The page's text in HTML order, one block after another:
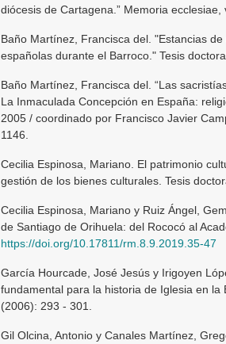
diócesis de Cartagena.” Memoria ecclesiae,
Baño Martínez, Francisca del. "Estancias
españolas durante el Barroco." Tesis
Baño Martínez, Francisca del. “Las
La Inmaculada Concepción en España:
2005 / coordinado por Francisco Javier
1146.
Cecilia Espinosa, Mariano. El patrimonio
gestión de los bienes culturales. Tesis
Cecilia Espinosa, Mariano y Ruiz Ángel,
de Santiago de Orihuela: del Rococó al
https://doi.org/10.17811/rm.8.9.2019.35-47
García Hourcade, José Jesús y Irigoyen
fundamental para la historia de Iglesia en la
(2006): 293 - 301.
Gil Olcina, Antonio y Canales Martínez,